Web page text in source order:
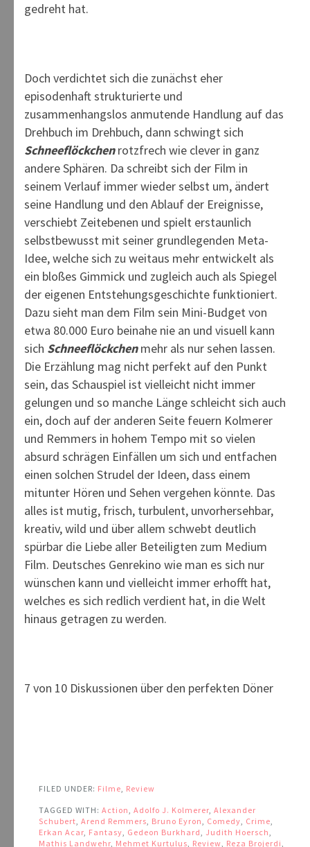
gedreht hat.
Doch verdichtet sich die zunächst eher
episodenhaft strukturierte und
zusammenhangslos anmutende Handlung auf das
Drehbuch im Drehbuch, dann schwingt sich
Schneeflöckchenrotzfrech wie clever in ganz
andere Sphären. Da schreibt sich der Film in
seinem Verlauf immer wieder selbst um, ändert
seine Handlung und den Ablauf der Ereignisse,
verschiebt Zeitebenen und spielt erstaunlich
selbstbewusst mit seiner grundlegenden Meta-
Idee, welche sich zu weitaus mehr entwickelt als
ein bloßes Gimmick und zugleich auch als Spiegel
der eigenen Entstehungsgeschichte funktioniert.
Dazu sieht man dem Film sein Mini-Budget von
etwa 80.000 Euro beinahe nie an und visuell kann
sich Schneeflöckchenmehr als nur sehen lassen.
Die Erzählung mag nicht perfekt auf den Punkt
sein, das Schauspiel ist vielleicht nicht immer
gelungen und so manche Länge schleicht sich auch
ein, doch auf der anderen Seite feuern Kolmerer
und Remmers in hohem Tempo mit so vielen
absurd schrägen Einfällen um sich und entfachen
einen solchen Strudel der Ideen, dass einem
mitunter Hören und Sehen vergehen könnte. Das
alles ist mutig, frisch, turbulent, unvorhersehbar,
kreativ, wild und über allem schwebt deutlich
spürbar die Liebe aller Beteiligten zum Medium
Film. Deutsches Genrekino wie man es sich nur
wünschen kann und vielleicht immer erhofft hat,
welches es sich redlich verdient hat, in die Welt
hinaus getragen zu werden.
7 von 10 Diskussionen über den perfekten Döner
FILED UNDER: Filme, Review
TAGGED WITH: Action, Adolfo J. Kolmerer, Alexander
Schubert, Arend Remmers, Bruno Eyron, Comedy, Crime,
Erkan Acar, Fantasy, Gedeon Burkhard, Judith Hoersch,
Mathis Landwehr, Mehmet Kurtulus, Review, Reza Brojerdi,